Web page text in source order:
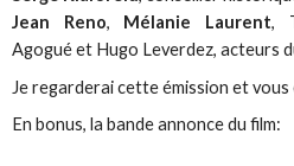
Jean Reno, Mélanie Laurent,
Agogué et Hugo Leverdez, acteurs
Je regarderai cette émission et vous
En bonus, la bande annonce du film: